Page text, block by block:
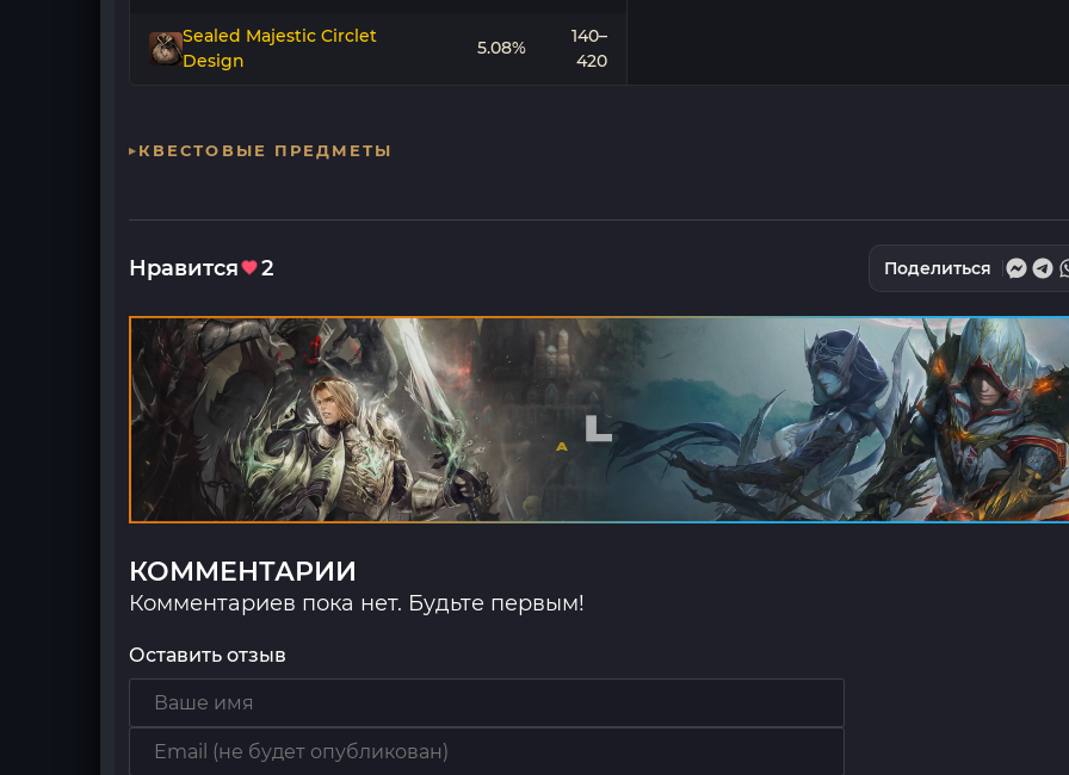
Sealed Majestic Circlet
Design
5.08%
140–
420
КВЕСТОВЫЕ ПРЕДМЕТЫ
Нравится 2 Поделиться
КОММЕНТАРИИ
Комментариев пока нет. Будьте первым!
Оставить отзыв